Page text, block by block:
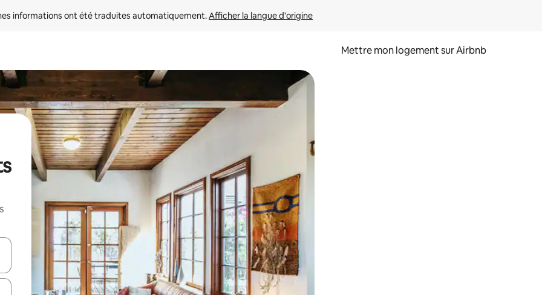
informations ont été traduites automatiquement. Afficher la langue d'origine
Mettre mon logement sur Airbnb
le haut et vers le bas pour les parcourir ou en appuyant et en faisant glisser.